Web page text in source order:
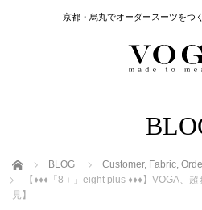
京都・烏丸でオーダースーツをつ
ホーム BLOG Customer, Fabric,
【♦︎♦♦︎「8＋」eight plus ♦︎♦︎♦︎】VOGA、
見】